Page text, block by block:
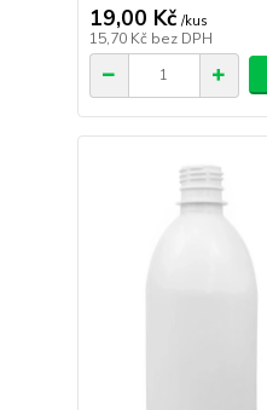
19,00 Kč /kus
15,70 Kč bez DPH